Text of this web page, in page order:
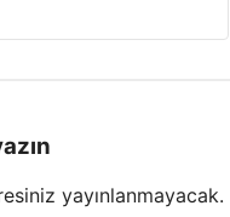
yayınlanmayacak.